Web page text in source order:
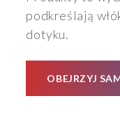
podkreślają
dotyku.
OBEJRZYJ